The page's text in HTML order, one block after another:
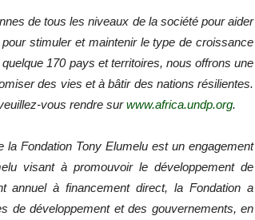
de tous les niveaux de la société pour aider
stimuler et maintenir le type de croissance
170 pays et territoires, nous offrons une
des vies et à bâtir des nations résilientes.
vous rendre surwww.africa.undp.org.
la Fondation Tony Elumelu est un engagement
visant à promouvoir le développement de
annuel à financement direct, la Fondation a
de développement et des gouvernements, en